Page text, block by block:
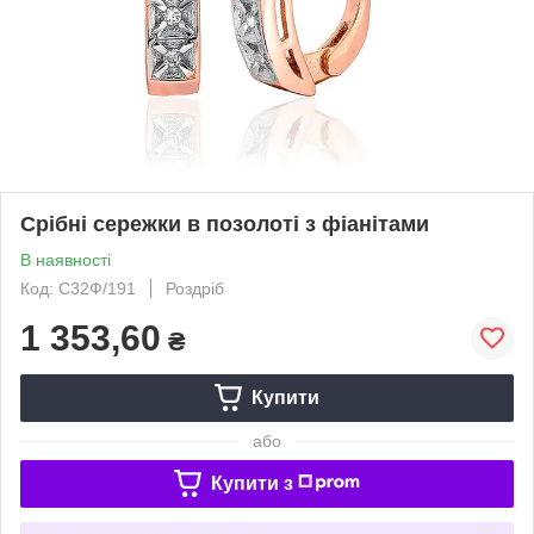
Срібні сережки в позолоті з фіанітами
В наявності
Код: С32Ф/191
Роздріб
1 353,60 ₴
Купити
або
Купити з